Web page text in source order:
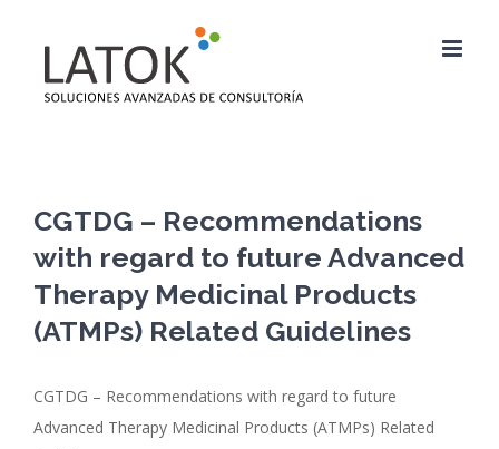
contenido
CGTDG – Recommendations
with regard to future Advanced
Therapy Medicinal Products
(ATMPs) Related Guidelines
CGTDG – Recommendations with regard to future
Advanced Therapy Medicinal Products (ATMPs) Related